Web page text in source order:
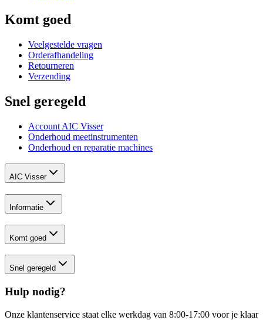
Komt goed
Veelgestelde vragen
Orderafhandeling
Retourneren
Verzending
Snel geregeld
Account AIC Visser
Onderhoud meetinstrumenten
Onderhoud en reparatie machines
AIC Visser
Informatie
Komt goed
Snel geregeld
Hulp nodig?
Onze klantenservice staat elke werkdag van 8:00-17:00 voor je klaar